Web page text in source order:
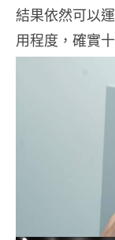
結果依然可以
用程度，確實